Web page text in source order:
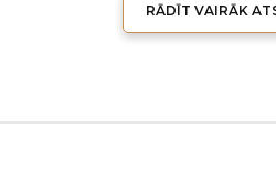
RĀDĪT VAIRĀK